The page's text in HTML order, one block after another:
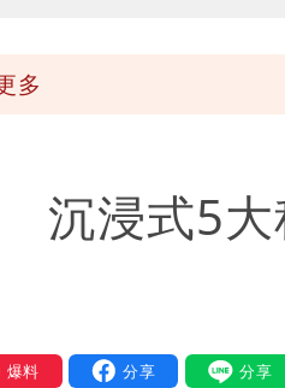
多
一致
沉浸式5大
料